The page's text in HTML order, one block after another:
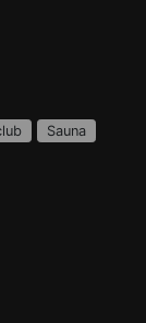
Sauna